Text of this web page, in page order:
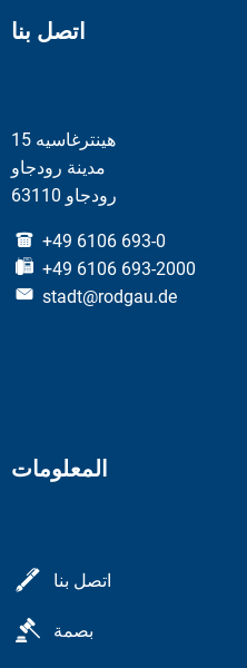
اتصل بنا
هينترغاسيه 15
مدينة رودجاو
63110 رودجاو
+49 6106 693-0
+49 6106 693-2000
stadt@rodgau.de
المعلومات
اتصل بنا
بصمة